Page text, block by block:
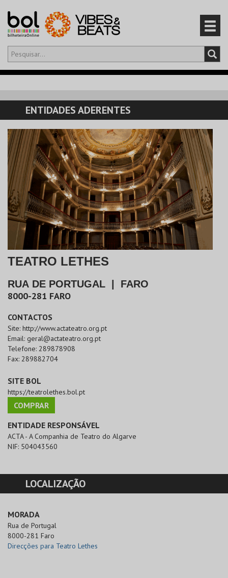
Olá,iniciar sessão
CARRINHO
EVENTOS
CARTÕES
PRODUTOS
ENTIDADES ADERENTES
TEATRO LETHES
RUA DE PORTUGAL FARO
8000-281 FARO
CONTACTOS
Site: http://www.actateatro.org.pt
Email: geral@actateatro.org.pt
Telefone: 289878908
Fax: 289882704
SITE BOL
https://teatrolethes.bol.pt
COMPRAR
ENTIDADE RESPONSÁVEL
ACTA - A Companhia de Teatro do Algarve
NIF: 504043560
LOCALIZAÇÃO
MORADA
Rua de Portugal
8000-281 Faro
Direcções para Teatro Lethes